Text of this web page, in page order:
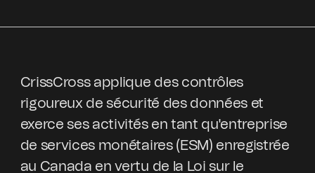
CrissCross applique des contrôles
rigoureux de sécurité des données et
exerce ses activités en tant qu'entreprise
de services monétaires (ESM) enregistrée
au Canada en vertu de la Loi sur le